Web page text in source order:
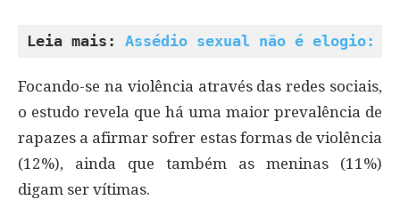
Leia mais: Assédio sexual não é elogio:
Focando-se na violência através das redes sociais,
o estudo revela que há uma maior prevalência de
rapazes a afirmar sofrer estas formas de violência
(12%), ainda que também as meninas (11%)
digam ser vítimas.